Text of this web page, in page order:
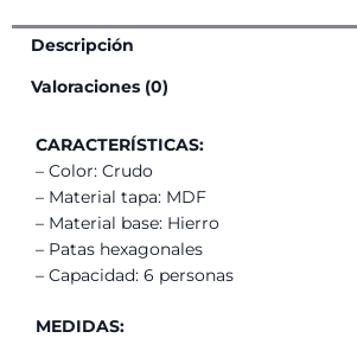
cantidad
Descripción
Valoraciones (0)
CARACTERÍSTICAS:
– Color: Crudo
– Material tapa: MDF
– Material base: Hierro
– Patas hexagonales
– Capacidad: 6 personas
MEDIDAS: